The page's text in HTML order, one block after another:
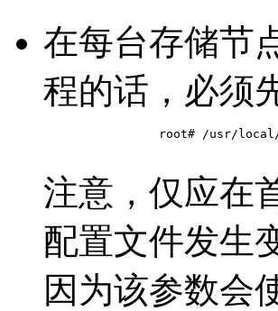
在每台存储节
程的话，必须
注意，仅应在
配置文件发生
因为该参数会